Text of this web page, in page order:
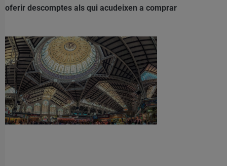
oferir descomptes als qui acudeixen a comprar